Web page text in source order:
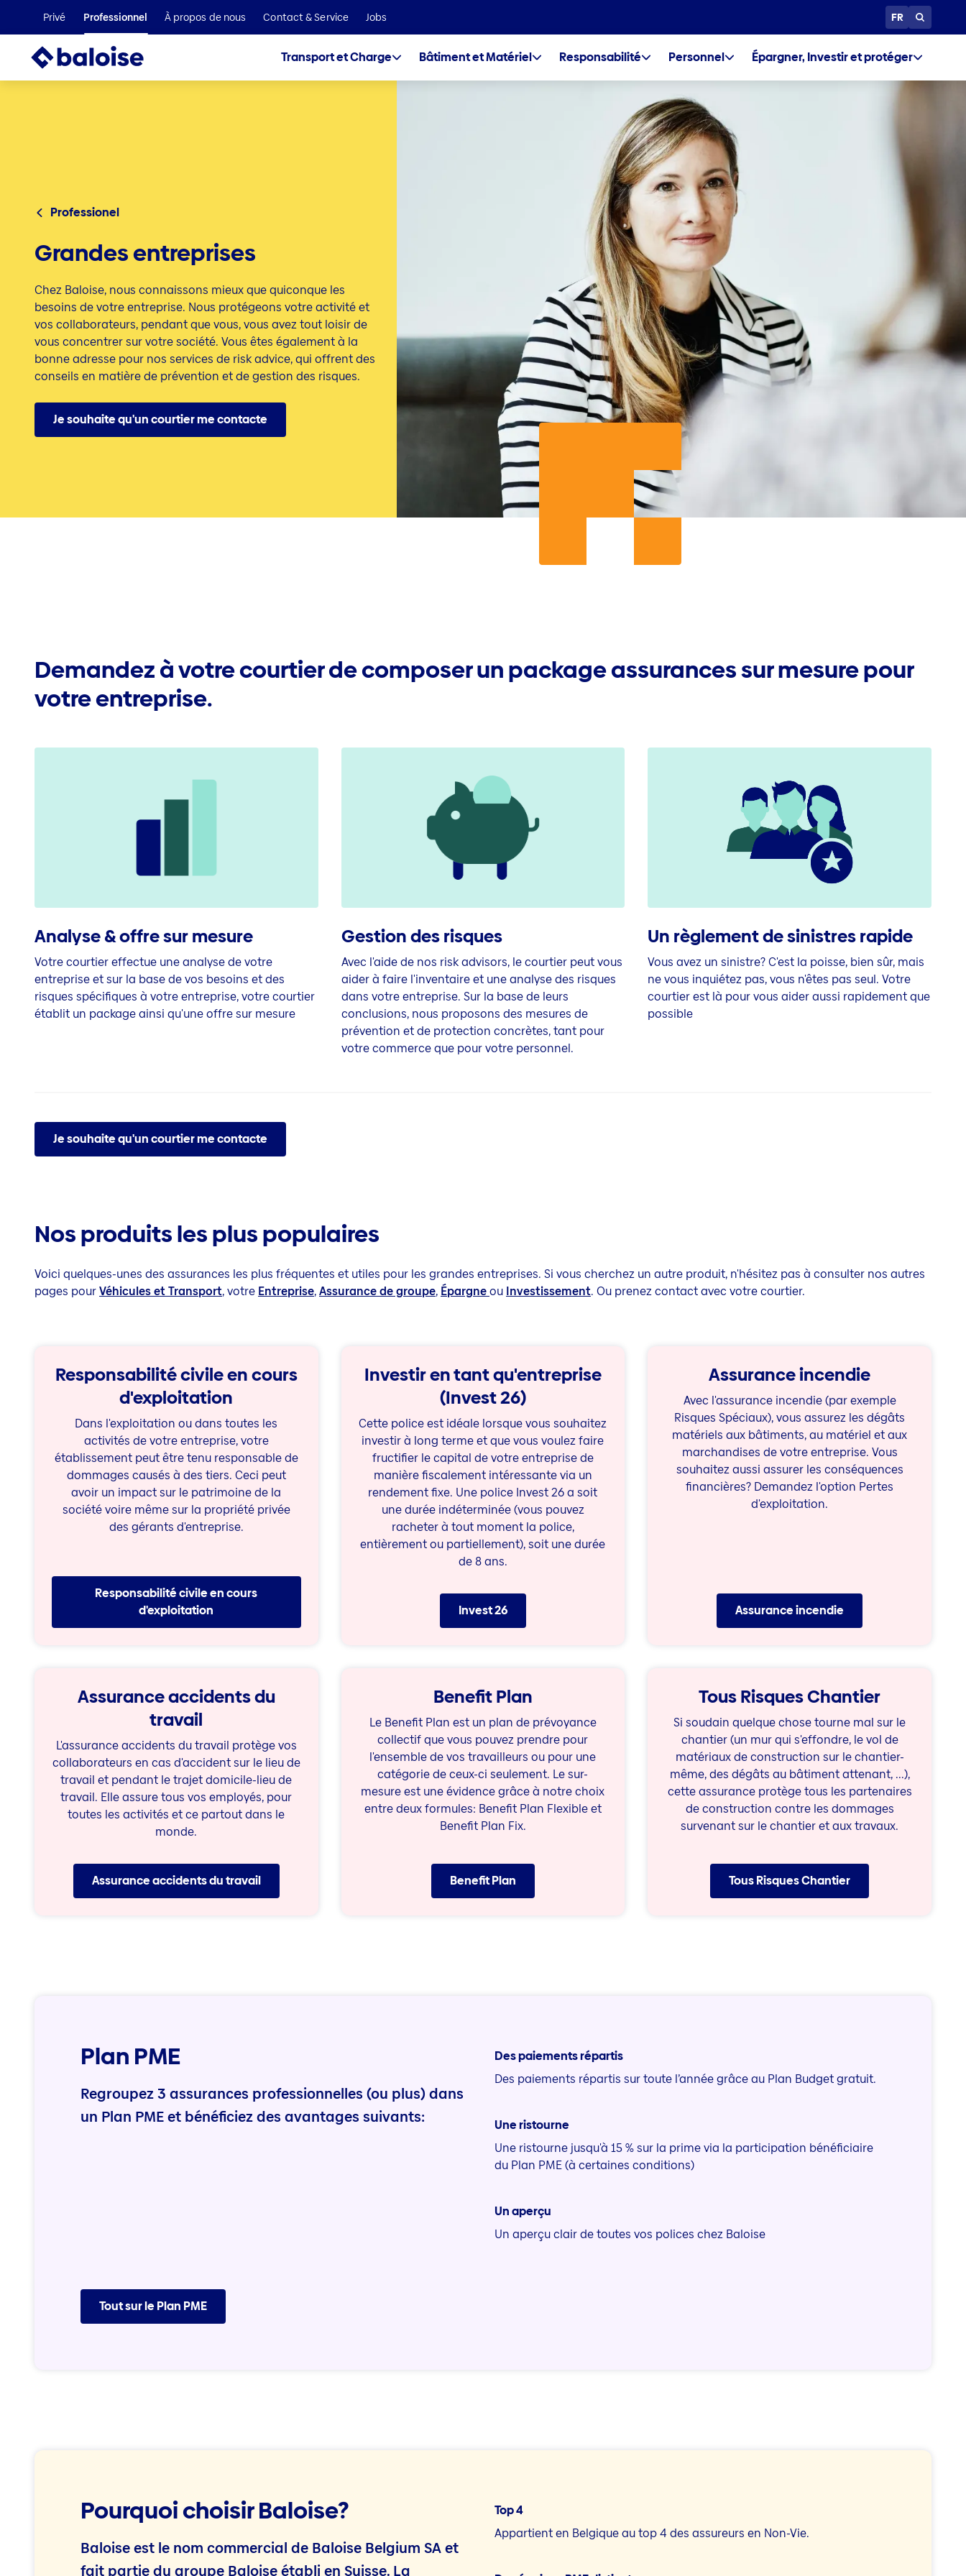
Nous faisons partie du groupe Helvetia Baloise
Privé Professionnel À propos de nous Contact & Service Jobs FR
Transport et Charge Bâtiment et Matériel Responsabilité Personnel Épargner, Investir et protéger
Professionel
Grandes entreprises
Chez Baloise, nous connaissons mieux que quiconque les
besoins de votre entreprise. Nous protégeons votre activité et
vos collaborateurs, pendant que vous, vous avez tout loisir de
vous concentrer sur votre société. Vous êtes également à la
bonne adresse pour nos services de risk advice, qui offrent des
conseils en matière de prévention et de gestion des risques.
Je souhaite qu'un courtier me contacte
Demandez à votre courtier de composer un package assurances sur mesure pour
votre entreprise.
Analyse & offre sur mesure
Votre courtier effectue une analyse de votre
entreprise et sur la base de vos besoins et des
risques spécifiques à votre entreprise, votre courtier
établit un package ainsi qu'une offre sur mesure
Gestion des risques
Avec l'aide de nos risk advisors, le courtier peut vous
aider à faire l'inventaire et une analyse des risques
dans votre entreprise. Sur la base de leurs
conclusions, nous proposons des mesures de
prévention et de protection concrètes, tant pour
votre commerce que pour votre personnel.
Un règlement de sinistres rapide
Vous avez un sinistre? C'est la poisse, bien sûr, mais
ne vous inquiétez pas, vous n'êtes pas seul. Votre
courtier est là pour vous aider aussi rapidement que
possible
Je souhaite qu'un courtier me contacte
Nos produits les plus populaires
Voici quelques-unes des assurances les plus fréquentes et utiles pour les grandes entreprises. Si vous cherchez un autre produit, n'hésitez pas à consulter nos autres
pages pourVéhicules et Transport, votre Entreprise,Assurance de groupe, Épargneou Investissement. Ou prenez contact avec votre courtier.
Responsabilité civile en cours
d'exploitation
Dans l'exploitation ou dans toutes les
activités de votre entreprise, votre
établissement peut être tenu responsable de
dommages causés à des tiers. Ceci peut
avoir un impact sur le patrimoine de la
société voire même sur la propriété privée
des gérants d'entreprise.
Responsabilité civile en cours
d'exploitation
Investir en tant qu'entreprise
(Invest 26)
Cette police est idéale lorsque vous souhaitez
investir à long terme et que vous voulez faire
fructifier le capital de votre entreprise de
manière fiscalement intéressante via un
rendement fixe. Une police Invest 26 a soit
une durée indéterminée (vous pouvez
racheter à tout moment la police,
entièrement ou partiellement), soit une durée
de 8 ans.
Invest 26
Assurance incendie
Avec l'assurance incendie (par exemple
Risques Spéciaux), vous assurez les dégâts
matériels aux bâtiments, au matériel et aux
marchandises de votre entreprise. Vous
souhaitez aussi assurer les conséquences
financières? Demandez l'option Pertes
d'exploitation.
Assurance incendie
Assurance accidents du
travail
L'assurance accidents du travail protège vos
collaborateurs en cas d'accident sur le lieu de
travail et pendant le trajet domicile-lieu de
travail. Elle assure tous vos employés, pour
toutes les activités et ce partout dans le
monde.
Assurance accidents du travail
Benefit Plan
Le Benefit Plan est un plan de prévoyance
collectif que vous pouvez prendre pour
l'ensemble de vos travailleurs ou pour une
catégorie de ceux-ci seulement. Le sur-
mesure est une évidence grâce à notre choix
entre deux formules: Benefit Plan Flexible et
Benefit Plan Fix.
Benefit Plan
Tous Risques Chantier
Si soudain quelque chose tourne mal sur le
chantier (un mur qui s'effondre, le vol de
matériaux de construction sur le chantier-
même, des dégâts au bâtiment attenant, ...),
cette assurance protège tous les partenaires
de construction contre les dommages
survenant sur le chantier et aux travaux.
Tous Risques Chantier
Plan PME
Regroupez 3 assurances professionnelles (ou plus) dans
un Plan PME et bénéficiez des avantages suivants:
Des paiements répartis
Des paiements répartis sur toute l’année grâce au Plan Budget gratuit.
Une ristourne
Une ristourne jusqu'à 15 % sur la prime via la participation bénéficiaire
du Plan PME (à certaines conditions)
Un aperçu
Un aperçu clair de toutes vos polices chez Baloise
Tout sur le Plan PME
Pourquoi choisir Baloise?
Baloise est le nom commercial de Baloise Belgium SA et
fait partie du groupe Baloise établi en Suisse. La
Top 4
Appartient en Belgique au top 4 des assureurs en Non-Vie.